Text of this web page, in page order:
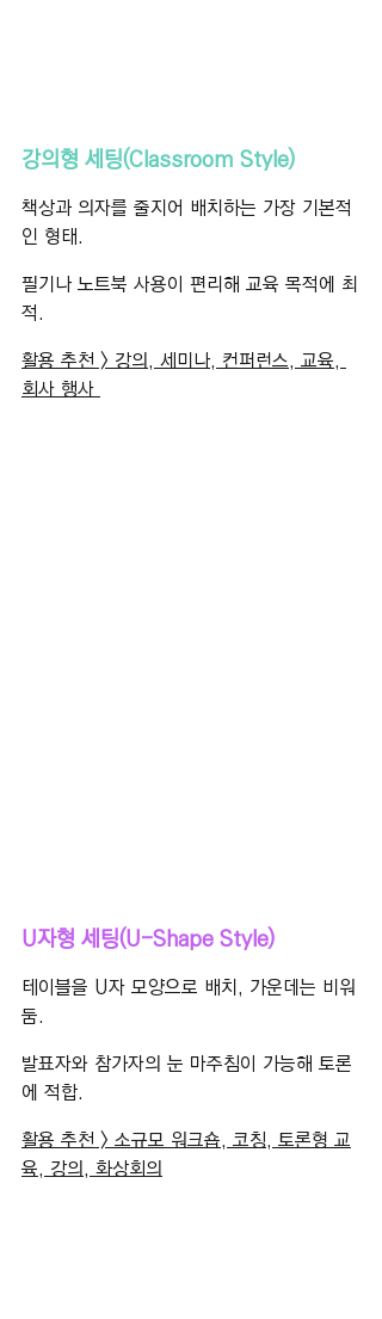
강의형 세팅(Classroom Style)
책상과 의자를 줄지어 배치하는 가장 기본적
인 형태.
필기나 노트북 사용이 편리해 교육 목적에 최
적.
활용 추천 > 강의, 세미나, 컨퍼런스, 교육,
회사 행사 ​
U자형 세팅(U-Shape Style)
​테이블을 U자 모양으로 배치, 가운데는 비워
둠.
발표자와 참가자의 눈 마주침이 가능해 토론
에 적합.
활용 추천 > 소규모 워크숍, 코칭, 토론형 교
육, 강의, 화상회의